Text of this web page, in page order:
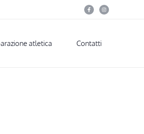
atletica Contatti